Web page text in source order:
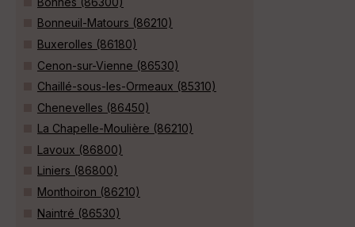
Bonneuil-Matours (86210)
Buxerolles (86180)
Cenon-sur-Vienne (86530)
Chaillé-sous-les-Ormeaux (85310)
Chenevelles (86450)
La Chapelle-Moulière (86210)
Lavoux (86800)
Liniers (86800)
Monthoiron (86210)
Naintré (86530)